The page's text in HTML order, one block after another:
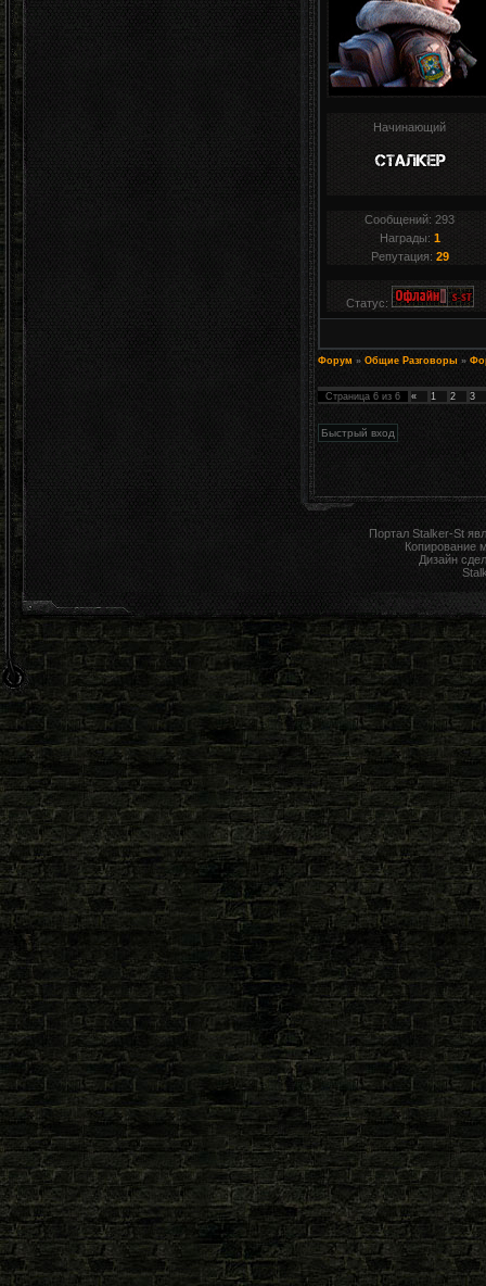
Начинающий
Сообщений:293
Награды: 1
Репутация: 29
Статус:
Форум » Общие Разговоры »
Страница 6 из 6 « 1 2 3
Портал Stalker-St
Копирование
Дизайн